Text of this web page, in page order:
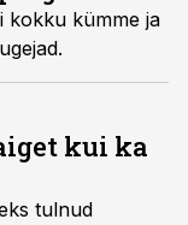
kokku kümme ja
kui ka
tulnud